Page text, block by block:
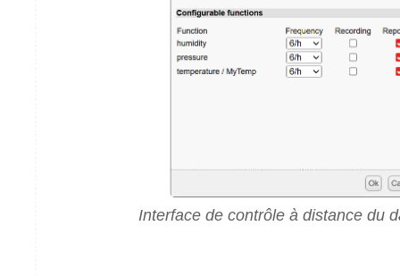
Interface de contrôle à distance du